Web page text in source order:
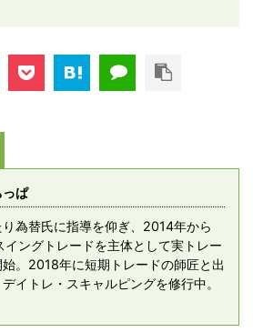
っぱ
り為替氏に指導を仰ぎ、2014年から
イングトレードを主体として実トレー
始。2018年に短期トレードの師匠と出
イトレ・スキャルピングを修行中。